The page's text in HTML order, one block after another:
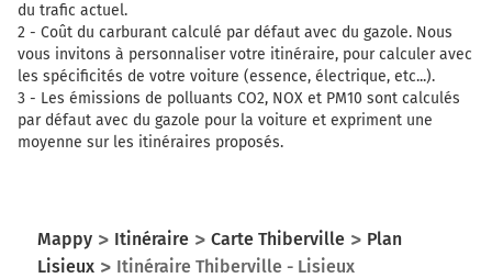
du trafic actuel.
2 - Coût du carburant calculé par défaut avec du gazole. Nous
vous invitons à personnaliser votre itinéraire, pour calculer avec
les spécificités de votre voiture (essence, électrique, etc...).
3 - Les émissions de polluants CO2, NOX et PM10 sont calculés
par défaut avec du gazole pour la voiture et expriment une
moyenne sur les itinéraires proposés.
Mappy Itinéraire Carte Thiberville
Plan
Lisieux
Itinéraire Thiberville - Lisieux